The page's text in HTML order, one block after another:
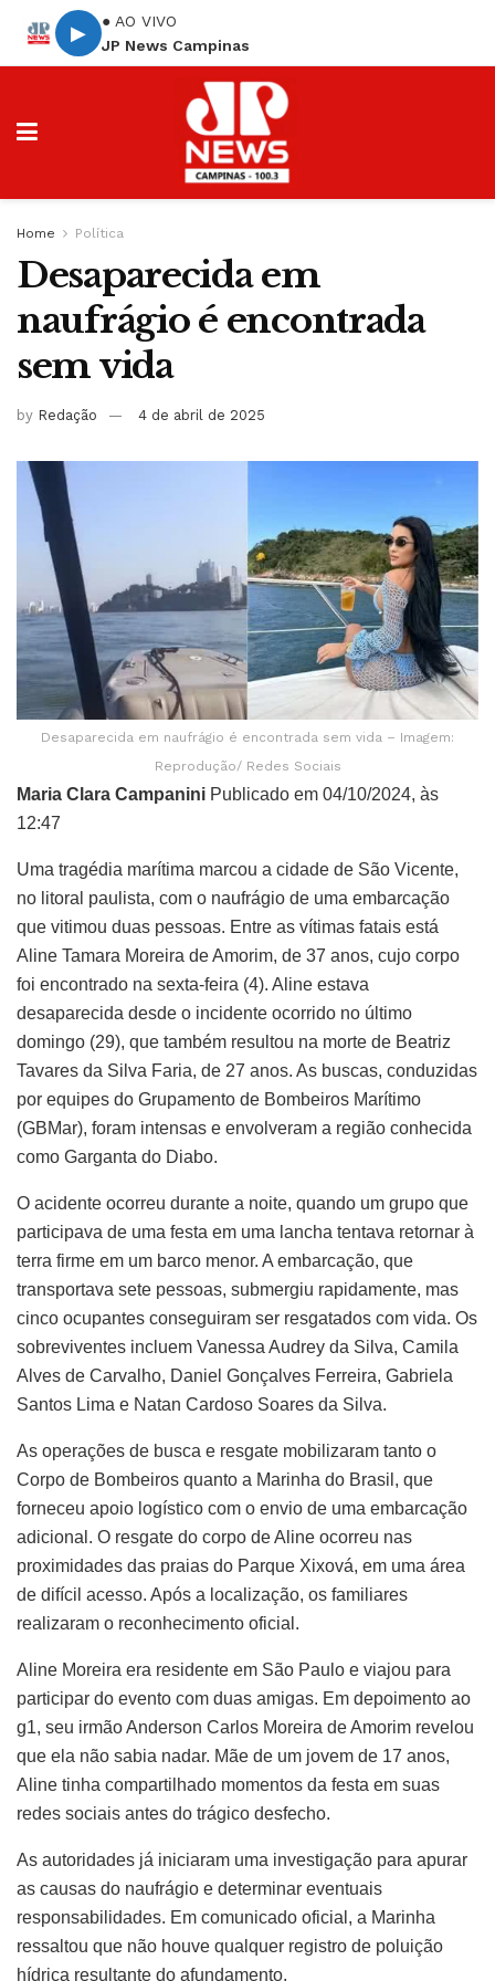
▶
● AO VIVO
JP News Campinas
Home Política
Desaparecida em
naufrágio é encontrada
sem vida
by Redação 4 de abril de 2025
Desaparecida em naufrágio é encontrada sem vida – Imagem:
Reprodução/ Redes Sociais
Maria Clara Campanini Publicado em 04/10/2024, às
12:47
Uma tragédia marítima marcou a cidade de São Vicente,
no litoral paulista, com o naufrágio de uma embarcação
que vitimou duas pessoas. Entre as vítimas fatais está
Aline Tamara Moreira de Amorim, de 37 anos, cujo corpo
foi encontrado na sexta-feira (4). Aline estava
desaparecida desde o incidente ocorrido no último
domingo (29), que também resultou na morte de Beatriz
Tavares da Silva Faria, de 27 anos. As buscas, conduzidas
por equipes do Grupamento de Bombeiros Marítimo
(GBMar), foram intensas e envolveram a região conhecida
como Garganta do Diabo.
O acidente ocorreu durante a noite, quando um grupo que
participava de uma festa em uma lancha tentava retornar à
terra firme em um barco menor. A embarcação, que
transportava sete pessoas, submergiu rapidamente, mas
cinco ocupantes conseguiram ser resgatados com vida. Os
sobreviventes incluem Vanessa Audrey da Silva, Camila
Alves de Carvalho, Daniel Gonçalves Ferreira, Gabriela
Santos Lima e Natan Cardoso Soares da Silva.
As operações de busca e resgate mobilizaram tanto o
Corpo de Bombeiros quanto a Marinha do Brasil, que
forneceu apoio logístico com o envio de uma embarcação
adicional. O resgate do corpo de Aline ocorreu nas
proximidades das praias do Parque Xixová, em uma área
de difícil acesso. Após a localização, os familiares
realizaram o reconhecimento oficial.
Aline Moreira era residente em São Paulo e viajou para
participar do evento com duas amigas. Em depoimento ao
g1, seu irmão Anderson Carlos Moreira de Amorim revelou
que ela não sabia nadar. Mãe de um jovem de 17 anos,
Aline tinha compartilhado momentos da festa em suas
redes sociais antes do trágico desfecho.
As autoridades já iniciaram uma investigação para apurar
as causas do naufrágio e determinar eventuais
responsabilidades. Em comunicado oficial, a Marinha
ressaltou que não houve qualquer registro de poluição
hídrica resultante do afundamento.